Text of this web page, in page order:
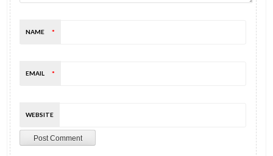
NAME *
EMAIL *
WEBSITE